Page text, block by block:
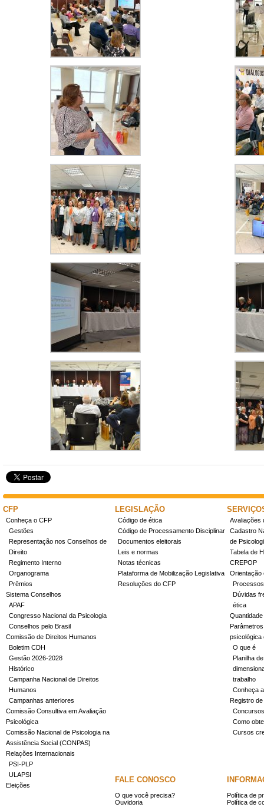
CFP
Conheça o CFP
Gestões
Representação nos Conselhos de
Direito
Regimento Interno
Organograma
Prêmios
Sistema Conselhos
APAF
Congresso Nacional da Psicologia
Conselhos pelo Brasil
Comissão de Direitos Humanos
Boletim CDH
Gestão 2026-2028
Histórico
Campanha Nacional de Direitos
Humanos
Campanhas anteriores
Comissão Consultiva em Avaliação
Psicológica
Comissão Nacional de Psicologia na
Assistência Social (CONPAS)
Relações Internacionais
PSI-PLP
ULAPSI
Eleições
LEGISLAÇÃO
Código de ética
Código de Processamento Disciplinar
Documentos eleitorais
Leis e normas
Notas técnicas
Plataforma de Mobilização Legislativa
Resoluções do CFP
Avaliações
Cadastro
de
Tabela de
CREPOP
Orientação
Dúvidas
ética
psicológica
O que é
Planilha
trabalho
Conheça
Registro
Concursos
Como
Cursos
FALE CONOSCO
O que você precisa?
Ouvidoria
Política de
Política de